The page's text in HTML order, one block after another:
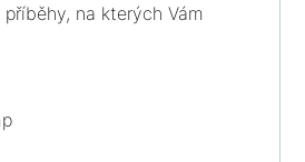
na kterých Vám